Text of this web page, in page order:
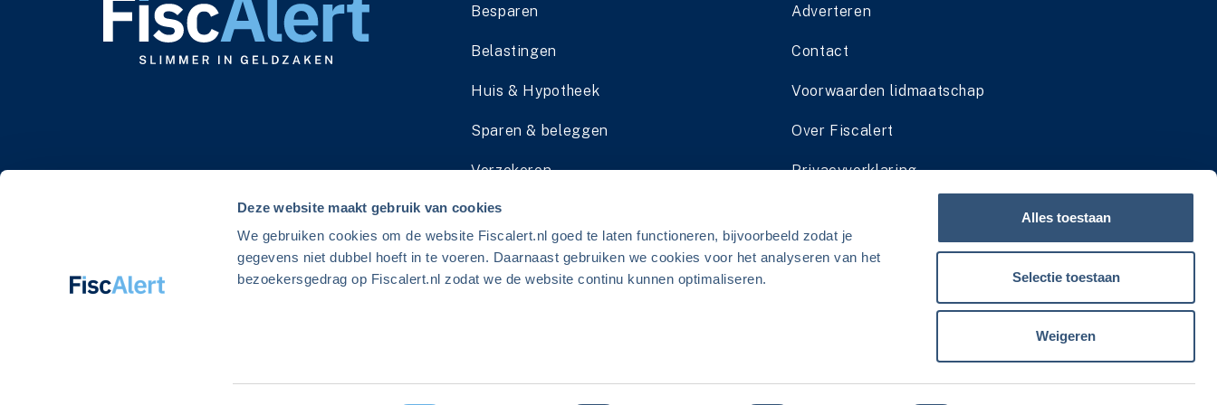
Deze website maakt gebruik van cookies
We gebruiken cookies om de website Fiscalert.nl goed te laten functioneren, bijvoorbeeld zodat je
gegevens niet dubbel hoeft in te voeren. Daarnaast gebruiken we cookies voor het analyseren van het
bezoekersgedrag op Fiscalert.nl zodat we de website continu kunnen optimaliseren.
Alles toestaan
Selectie toestaan
Weigeren
Besparen
Belastingen
Huis & Hypotheek
Sparen & beleggen
Verzekeren
Pensioen
Schenken & Erven
Adverteren
Contact
Voorwaarden lidmaatschap
Over Fiscalert
Privacyverklaring
Adviesservice zomersluiting